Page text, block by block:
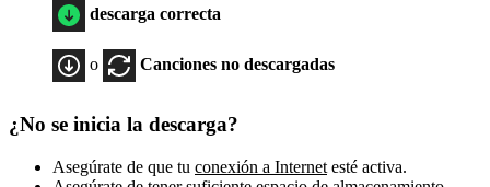
descarga correcta
o Canciones no descargadas
¿No se inicia la descarga?
Asegúrate de que tu conexión a Internet esté activa.